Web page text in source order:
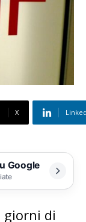
X
Google
giorni di